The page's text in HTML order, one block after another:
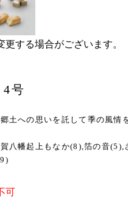
する場合がございます。
号
土への思いを託して季の風情
八幡起上もなか(8),箔の音(5),
可